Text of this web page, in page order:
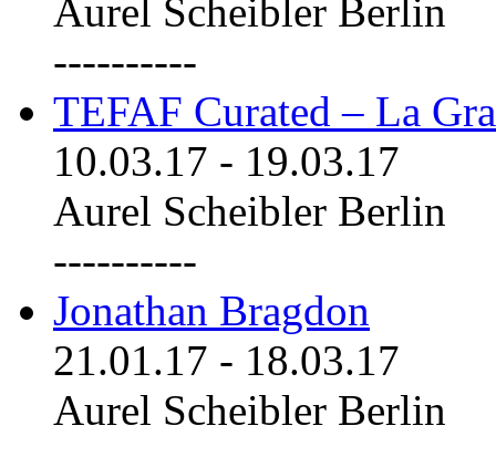
Aurel Scheibler Berlin
----------
TEFAF Curated – La
10.03.17 - 19.03.17
Aurel Scheibler Berlin
----------
Jonathan Bragdon
21.01.17 - 18.03.17
Aurel Scheibler Berlin